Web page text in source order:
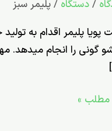
/دستگاه /پلیمر سبز
پویا پلیمر اقدام به
گونی را انجام میدهد.
مطلب »